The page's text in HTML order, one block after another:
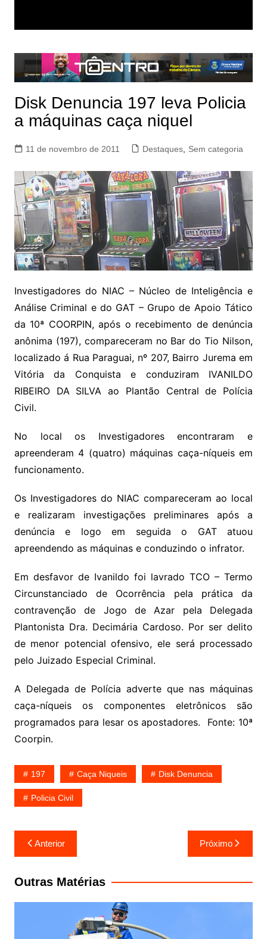
Disk Denuncia 197 leva Policia
a máquinas caça niquel
11 de novembro de 2011 Destaques, Sem categoria
Investigadores do NIAC – Núcleo de Inteligência e
Análise Criminal e do GAT – Grupo de Apoio Tático
da 10ª COORPIN, após o recebimento de denúncia
anônima (197), compareceram no Bar do Tio Nilson,
localizado á Rua Paraguai, nº 207, Bairro Jurema em
Vitória da Conquista e conduziram IVANILDO
RIBEIRO DA SILVA ao Plantão Central de Polícia
Civil.
No local os Investigadores encontraram e
apreenderam 4 (quatro) máquinas caça-níqueis em
funcionamento.
Os Investigadores do NIAC compareceram ao local
e realizaram investigações preliminares após a
denúncia e logo em seguida o GAT atuou
apreendendo as máquinas e conduzindo o infrator.
Em desfavor de Ivanildo foi lavrado TCO – Termo
Circunstanciado de Ocorrência pela prática da
contravenção de Jogo de Azar pela Delegada
Plantonista Dra. Decimária Cardoso. Por ser delito
de menor potencial ofensivo, ele será processado
pelo Juizado Especial Criminal.
A Delegada de Polícia adverte que nas máquinas
caça-níqueis os componentes eletrônicos são
programados para lesar os apostadores. Fonte: 10ª
Coorpin.
197 Caça Niqueis Disk Denuncia
Policia Civil
Navegação
de
Post
Anterior Próximo
Outras Matérias